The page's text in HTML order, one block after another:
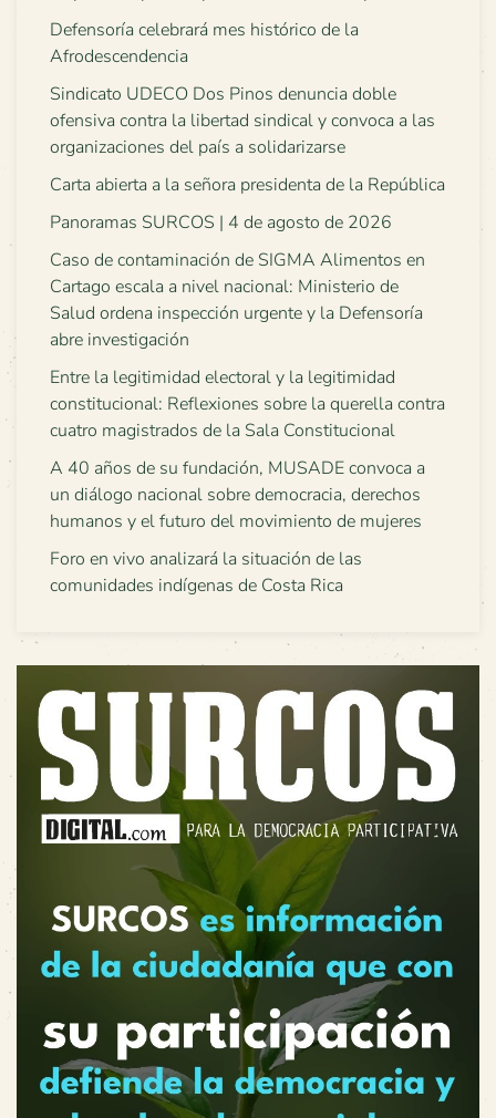
Defensoría celebrará mes histórico de la
Afrodescendencia
Sindicato UDECO Dos Pinos denuncia doble
ofensiva contra la libertad sindical y convoca a las
organizaciones del país a solidarizarse
Carta abierta a la señora presidenta de la República
Panoramas SURCOS | 4 de agosto de 2026
Caso de contaminación de SIGMA Alimentos en
Cartago escala a nivel nacional: Ministerio de
Salud ordena inspección urgente y la Defensoría
abre investigación
Entre la legitimidad electoral y la legitimidad
constitucional: Reflexiones sobre la querella contra
cuatro magistrados de la Sala Constitucional
A 40 años de su fundación, MUSADE convoca a
un diálogo nacional sobre democracia, derechos
humanos y el futuro del movimiento de mujeres
Foro en vivo analizará la situación de las
comunidades indígenas de Costa Rica